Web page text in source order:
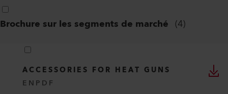
Brochure sur les segments de marché (4)
ACCESSORIES FOR HEAT GUNS
EN PDF